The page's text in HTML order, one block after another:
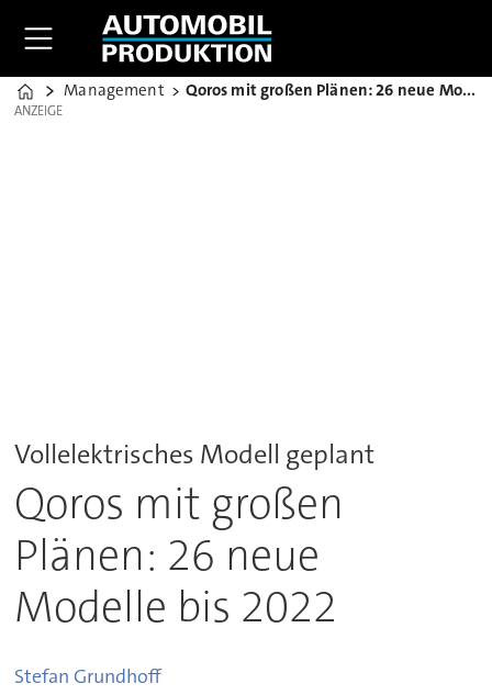
Home
Management Qoros mit großen Plänen: 26 neue Modelle bis 2022
ANZEIGE
ANZEIGE
Vollelektrisches Modell geplant
Qoros mit großen
Plänen: 26 neue
Modelle bis 2022
Stefan Grundhoff